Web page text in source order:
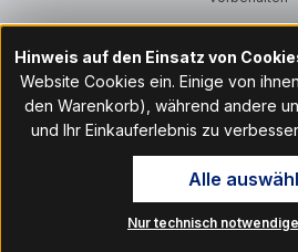
Hinweis auf den Einsatz von
Website Cookies ein. Einige von
den Warenkorb), während andere
und Ihr Einkauferlebnis zu
notwendigen Cookies mit Klick auf
Klick auf "Nur technisch notwendige
Zugang zu den Cookie-Einstellungen
unserer Website im Menüpunkt
Nur technisch
Alle